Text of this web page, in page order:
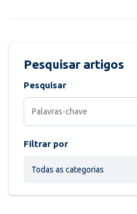
Pesquisar artigos
Pesquisar
Filtrar por
Todas as categorias